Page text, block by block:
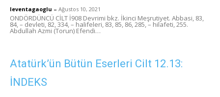
leventagaoglu – Ağustos 10, 2021
ONDÖRDÜNCÜ CİLT İ908 Devrimi bkz. İkinci Meşrutiyet. Abbasi, 83,
84, – devleti, 82, 334, – halifeleri, 83, 85, 86, 285, – hilafeti, 255.
Abdullah Azmi (Torun) Efendi…
Atatürk’ün Bütün Eserleri Cilt 12.13:
İNDEKS